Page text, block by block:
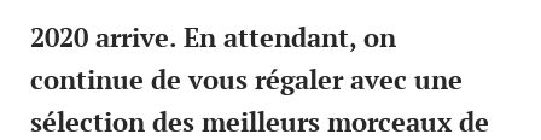
2020 arrive. En attendant, on
continue de vous régaler avec une
sélection des meilleurs morceaux de